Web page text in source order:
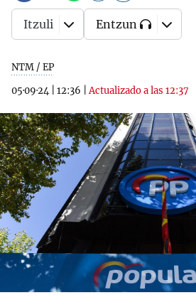
NTM / EP
05·09·24
12:36 |Actualizado a las 12:37
Itzuli Entzun